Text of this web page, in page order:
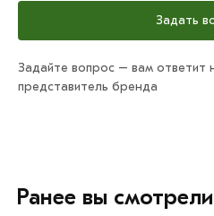
Задать
Задайте вопрос – вам ответит
представитель бренда
Ранее вы смотрели